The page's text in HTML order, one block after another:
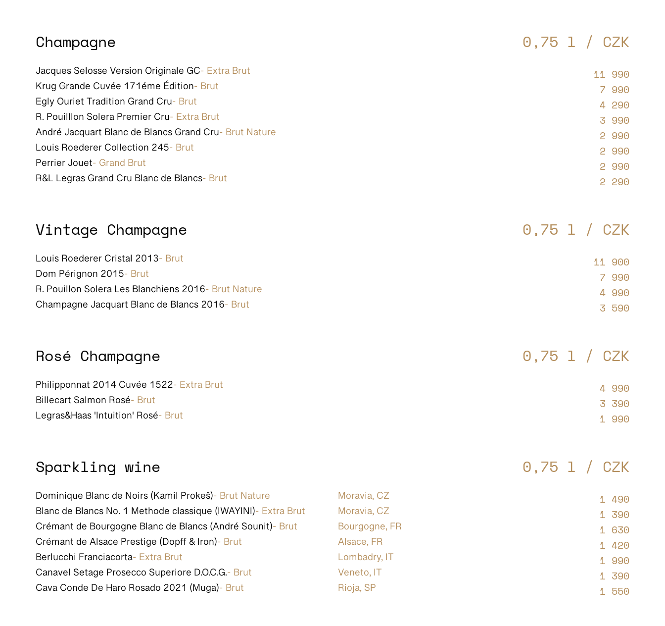
Champagne 0,75 l / CZK
Jacques Selosse Version Originale GC- Extra Brut 11 990
Krug Grande Cuvée 171éme Édition- Brut 7 990
Egly Ouriet Tradition Grand Cru- Brut 4 290
R. Pouilllon Solera Premier Cru- Extra Brut 3 990
André Jacquart Blanc de Blancs Grand Cru- Brut Nature 2 990
Louis Roederer Collection 245- Brut 2 990
Perrier Jouet- Grand Brut 2 990
R&L Legras Grand Cru Blanc de Blancs- Brut 2 290
Vintage Champagne 0,75 l / CZK
Louis Roederer Cristal 2013- Brut 11 900
Dom Pérignon 2015- Brut 7 990
R. Pouillon Solera Les Blanchiens 2016- Brut Nature 4 990
Champagne Jacquart Blanc de Blancs 2016- Brut 3 590
Rosé Champagne 0,75 l / CZK
Philipponnat 2014 Cuvée 1522- Extra Brut 4 990
Billecart Salmon Rosé- Brut 3 390
Legras&Haas 'Intuition' Rosé- Brut 1 990
Sparkling wine 0,75 l / CZK
Dominique Blanc de Noirs (Kamil Prokeš)- Brut Nature Moravia, CZ 1 490
Blanc de Blancs No. 1 Methode classique (IWAYINI)- Extra Brut Moravia, CZ 1 390
Crémant de Bourgogne Blanc de Blancs (André Sounit)- Brut Bourgogne, FR 1 630
Crémant de Alsace Prestige (Dopff & Iron)- Brut Alsace, FR 1 420
Berlucchi Franciacorta- Extra Brut Lombadry, IT 1 990
Canavel Setage Prosecco Superiore D.O.C.G.- Brut Veneto, IT 1 390
Cava Conde De Haro Rosado 2021 (Muga)- Brut Rioja, SP 1 550